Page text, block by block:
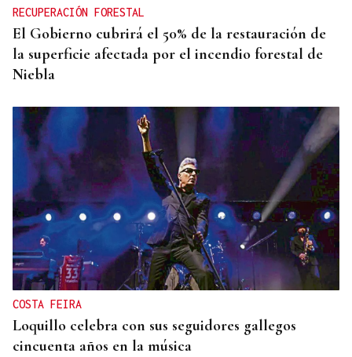
RECUPERACIÓN FORESTAL
El Gobierno cubrirá el 50% de la restauración de
la superficie afectada por el incendio forestal de
Niebla
COSTA FEIRA
Loquillo celebra con sus seguidores gallegos
cincuenta años en la música